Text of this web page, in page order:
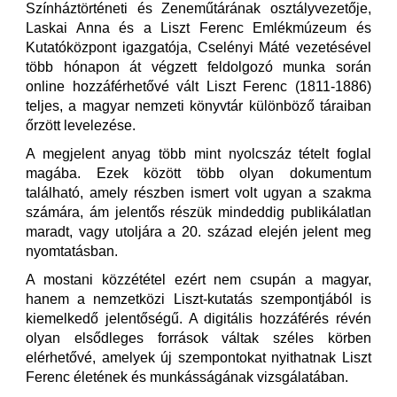
Színháztörténeti és Zeneműtárának osztályvezetője,
Laskai Anna és a Liszt Ferenc Emlékmúzeum és
Kutatóközpont igazgatója, Cselényi Máté vezetésével
több hónapon át végzett feldolgozó munka során
online hozzáférhetővé vált Liszt Ferenc (1811-1886)
teljes, a magyar nemzeti könyvtár különböző táraiban
őrzött levelezése.
A megjelent anyag több mint nyolcszáz tételt foglal
magába. Ezek között több olyan dokumentum
található, amely részben ismert volt ugyan a szakma
számára, ám jelentős részük mindeddig publikálatlan
maradt, vagy utoljára a 20. század elején jelent meg
nyomtatásban.
A mostani közzététel ezért nem csupán a magyar,
hanem a nemzetközi Liszt-kutatás szempontjából is
kiemelkedő jelentőségű. A digitális hozzáférés révén
olyan elsődleges források váltak széles körben
elérhetővé, amelyek új szempontokat nyithatnak Liszt
Ferenc életének és munkásságának vizsgálatában.